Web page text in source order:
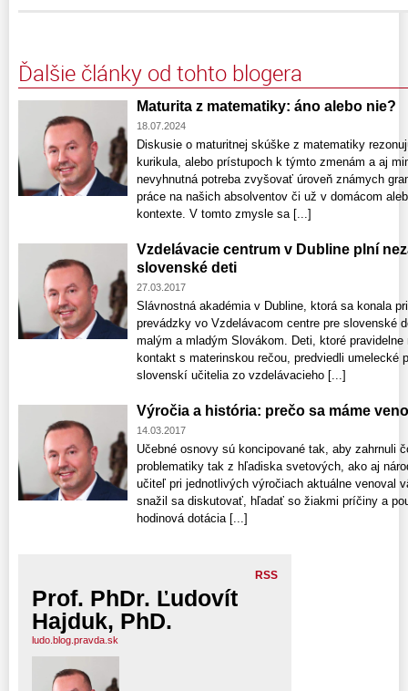
Ďalšie články od tohto blogera
Maturita z matematiky: áno alebo nie?
18.07.2024
Diskusie o maturitnej skúške z matematiky
kurikula, alebo prístupoch k týmto zmenám a aj
nevyhnutná potreba zvyšovať úroveň známych
práce na našich absolventov či už v domácom
kontexte. V tomto zmysle sa [...]
Vzdelávacie centrum v Dubline plní
slovenské deti
27.03.2017
Slávnostná akadémia v Dubline, ktorá sa konala
prevádzky vo Vzdelávacom centre pre slovenské
malým a mladým Slovákom. Deti, ktoré
kontakt s materinskou rečou, predviedli umelecké
slovenskí učitelia zo vzdelávacieho [...]
Výročia a história: prečo sa máme
14.03.2017
Učebné osnovy sú koncipované tak, aby zahrnuli
problematiky tak z hľadiska svetových, ako aj
učiteľ pri jednotlivých výročiach aktuálne venoval
snažil sa diskutovať, hľadať so žiakmi príčiny a
hodinová dotácia [...]
RSS
Prof. PhDr. Ľudovít
Hajduk, PhD.
ludo.blog.pravda.sk